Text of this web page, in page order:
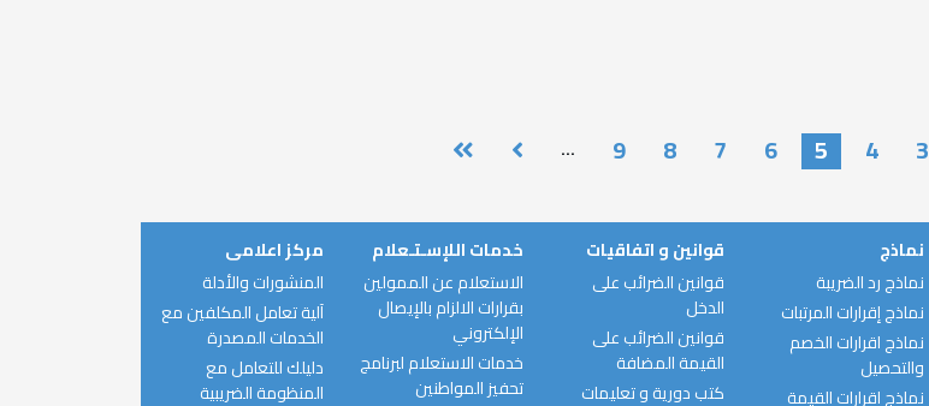
3
4
5
6
7
8
9
…
نماذج
نماذج رد الضريبة
نماذج إقرارات المرتبات
نماذج اقرارات الخصم
والتحصيل
نماذج اقرارات القيمة
قوانين و اتفاقيات
قوانين الضرائب على
الدخل
قوانين الضرائب على
القيمة المضافة
كتب دورية و تعليمات
خدمات اللإسـتـعلام
الاستعلام عن الممولين
بقرارات الالزام بالإيصال
الإلكتروني
خدمات الاستعلام لبرنامج
تحفيز المواطنين
مركز اعلامى
المنشورات والأدلة
آلية تعامل المكلفين مع
الخدمات المصدرة
دليلك للتعامل مع
المنظومة الضريبية